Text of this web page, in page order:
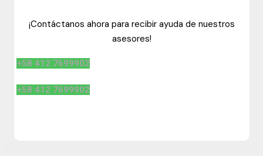
¡Contáctanos ahora para recibir ayuda de nuestros
asesores!
+58 412 7699902
+58 412 7699902